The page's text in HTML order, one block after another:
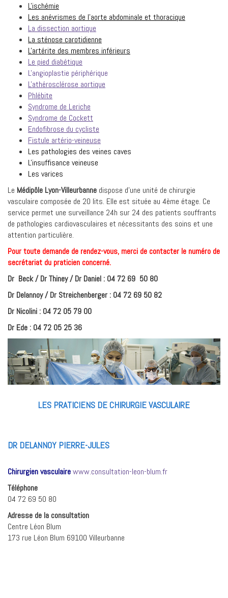
L'ischémie
Les anévrismes de l'aorte abdominale et thoracique
La dissection aortique
La sténose carotidienne
L'artérite des membres inférieurs
Le pied diabétique
L'angioplastie périphérique
L'athérosclérose aortique
Phlébite
Syndrome de Leriche
Syndrome de Cockett
Endofibrose du cycliste
Fistule artério-veineuse
Les pathologies des veines caves
L'insuffisance veineuse
Les varices
Le Médipôle Lyon-Villeurbanne dispose d'une unité de chirurgie
vasculaire composée de 20 lits. Elle est située au 4ème étage. Ce
service permet une surveillance 24h sur 24 des patients souffrants
de pathologies cardiovasculaires et nécessitants des soins et une
attention particulière.
Pour toute demande de rendez-vous, merci de contacter le numéro de
secrétariat du praticien concerné.
Dr Beck / Dr Thiney / Dr Daniel : 04 72 69 50 80
Dr Delannoy / Dr Streichenberger : 04 72 69 50 82
Dr Nicolini : 04 72 05 79 00
Dr Ede : 04 72 05 25 36
LES PRATICIENS DE CHIRURGIE VASCULAIRE
DR DELANNOY PIERRE-JULES
Chirurgien vasculairewww.consultation-leon-blum.fr
Téléphone
04 72 69 50 80
Adresse de la consultation
Centre Léon Blum
173 rue Léon Blum 69100 Villeurbanne